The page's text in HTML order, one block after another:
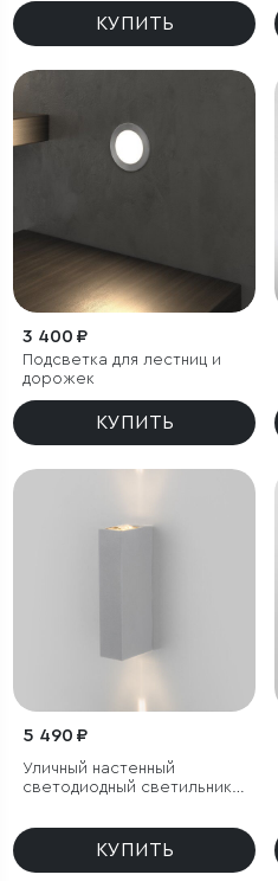
КУПИТЬ
3 400 ₽
Подсветка для лестниц и
дорожек
КУПИТЬ
5 490 ₽
Уличный настенный
светодиодный светильник
КУПИТЬ